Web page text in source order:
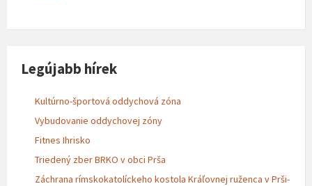
Legújabb hírek
Kultúrno-športová oddychová zóna
Vybudovanie oddychovej zóny
Fitnes Ihrisko
Triedený zber BRKO v obci Prša
Záchrana rímskokatolíckeho kostola Kráľovnej ruženca v Prši-